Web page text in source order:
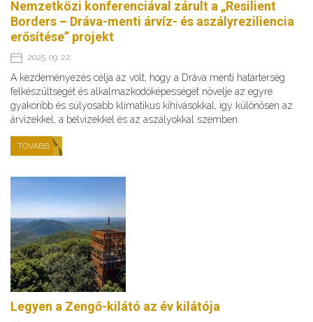
Nemzetközi konferenciával zárult a „Resilient
Borders – Dráva-menti árvíz- és aszályreziliencia
erősítése” projekt
2025. 09. 22.
A kezdeményezés célja az volt, hogy a Dráva menti határtérség
felkészültségét és alkalmazkodóképességét növelje az egyre
gyakoribb és súlyosabb klimatikus kihívásokkal, így különösen az
árvizekkel, a belvizekkel és az aszályokkal szemben.
TOVÁBB
Legyen a Zengő-kilátó az év kilátója